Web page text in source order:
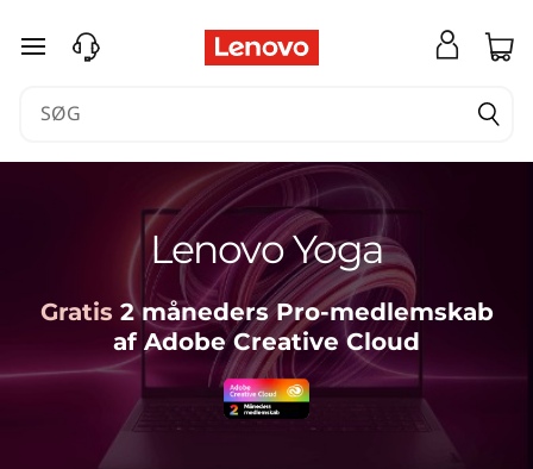
spring til hovedindhold
Lenovo Yoga
Gratis 2 måneders Pro-medlemskab
af Adobe Creative Cloud